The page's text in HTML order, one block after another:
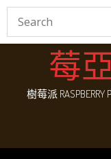
Skip
莓
樹莓派